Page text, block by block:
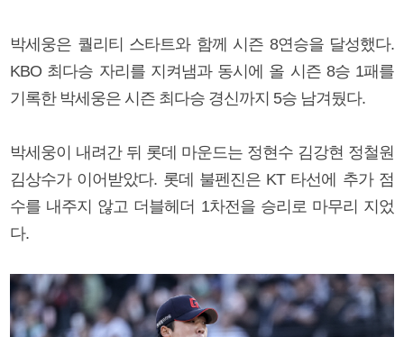
박세웅은 퀄리티 스타트와 함께 시즌 8연승을 달성했다.
KBO 최다승 자리를 지켜냄과 동시에 올 시즌 8승 1패를
기록한 박세웅은 시즌 최다승 경신까지 5승 남겨뒀다.
박세웅이 내려간 뒤 롯데 마운드는 정현수 김강현 정철원
김상수가 이어받았다. 롯데 불펜진은 KT 타선에 추가 점
수를 내주지 않고 더블헤더 1차전을 승리로 마무리 지었
다.